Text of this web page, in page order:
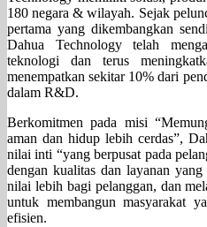
180 negara & wilayah. Sejak
pertama yang dikembangkan
Dahua Technology telah
teknologi dan terus
menempatkan sekitar 10% dari
dalam R&D.
Berkomitmen pada misi
aman dan hidup lebih cerdas”,
nilai inti “yang berpusat pada
dengan kualitas dan layanan
nilai lebih bagi pelanggan, dan
untuk membangun masyarakat
efisien.